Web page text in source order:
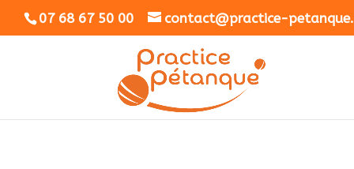
07 68 67 50 00 contact@practice-